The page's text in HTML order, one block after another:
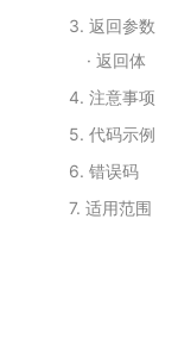
3. 返回参数
返回体
4. 注意事项
5. 代码示例
6. 错误码
7. 适用范围